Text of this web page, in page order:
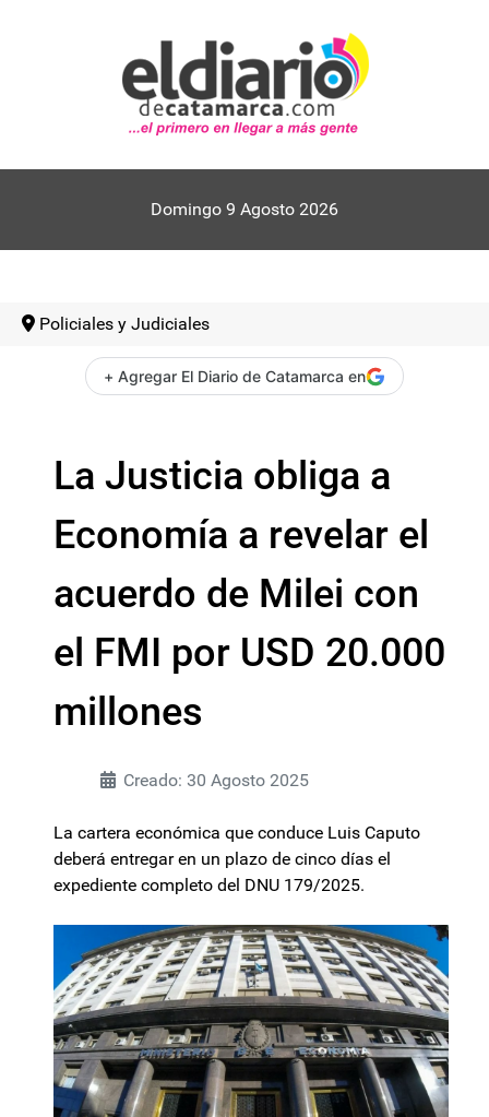
Domingo 9 Agosto 2026
Policiales y Judiciales
+ Agregar El Diario de Catamarca en
La Justicia obliga a
Economía a revelar el
acuerdo de Milei con
el FMI por USD 20.000
millones
Creado: 30 Agosto 2025
La cartera económica que conduce Luis Caputo
deberá entregar en un plazo de cinco días el
expediente completo del DNU 179/2025.